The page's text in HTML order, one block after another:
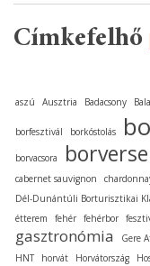
Címkefelhő
aszú Ausztria Badacsony
borfesztivál borkóstolás
borvacsora
cabernet sauvignon
Dél-Dunántúli Borturisztikai
étterem
fehér fehérbor
gasztronómia Gere
HNT
horvát Horvátország